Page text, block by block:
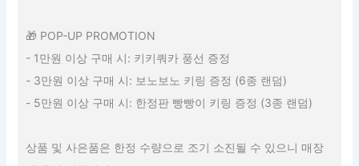
🎁 POP-UP PROMOTION
- 1만원 이상 구매 시: 키키쿼카 풍선 증정
- 3만원 이상 구매 시: 보노보노 키링 증정 (6종 랜덤)
- 5만원 이상 구매 시: 한정판 빵빵이 키링 증정 (3종 랜덤)
상품 및 사은품은 한정 수량으로 조기 소진될 수 있으니 매장